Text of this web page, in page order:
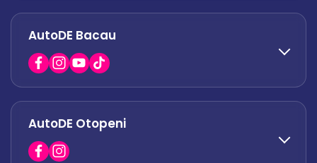
0751 628 054
AutoDE Bacau
0730 063 852
0730 063 851
AutoDE Otopeni